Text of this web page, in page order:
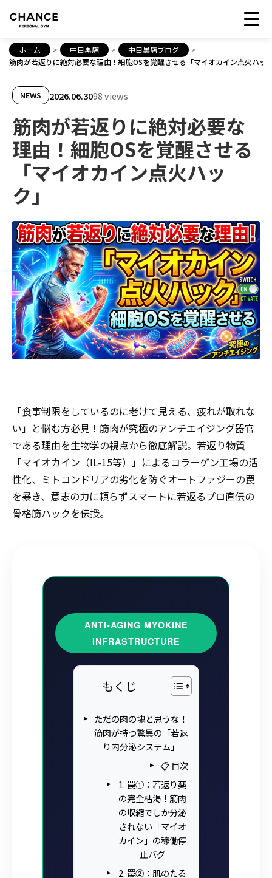
ホーム > 中目黒店 > 中目黒店ブログ
>
筋肉が若返りに絶対必要な理由！細胞OSを覚醒させる「マイオカイン点火ハッ
NEWS 2026.06.3098 views
筋肉が若返りに絶対必要な
理由！細胞OSを覚醒させる
「マイオカイン点火ハッ
ク」
「食事制限をしているのに老けて見える、疲れが取れな
い」と悩む方必見！筋肉が究極のアンチエイジング器官
である理由を生物学の視点から徹底解説。若返り物質
「マイオカイン（IL-15等）」によるコラーゲン工場の活
性化、ミトコンドリアの劣化を防ぐオートファジーの罠
を暴き、意志の力に頼らずスマートに若返るプロ直伝の
骨格筋ハックを伝授。
ANTI-AGING MYOKINE
INFRASTRUCTURE
もくじ
ただの肉の塊と思うな！
筋肉が持つ驚異の「若返
り内分泌システム」
📋 目次
1. 罠①：若返り薬
の完全枯渇！筋肉
の収縮でしか分泌
されない「マイオ
カイン」の稼働停
止バグ
2. 罠②：肌のたる